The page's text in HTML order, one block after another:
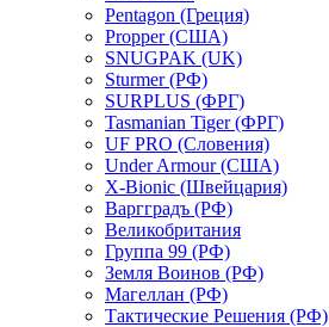
Pentagon (Греция)
Propper (США)
SNUGPAK (UK)
Sturmer (РФ)
SURPLUS (ФРГ)
Tasmanian Tiger (ФРГ)
UF PRO (Словения)
Under Armour (США)
X-Bionic (Швейцария)
Варгградъ (РФ)
Великобритания
Группа 99 (РФ)
Земля Воинов (РФ)
Магеллан (РФ)
Тактические Решения (РФ)